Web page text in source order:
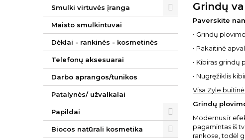
Smulki virtuvės įranga
Maisto smulkintuvai
Dėklai - rankinės - kosmetinės
Telefonų aksesuarai
Darbo aprangos/tunikos
Patalynės/ užvalkalai
Papildai
Biocos natūrali kosmetika
Grindų
Paverskite
• Grindų
• Pakaitinė
• Kibiras grindų
• Nugręžiklis
Visa Zyle
Grindų
Modernus ir
pagamintas iš
rankose, todėl